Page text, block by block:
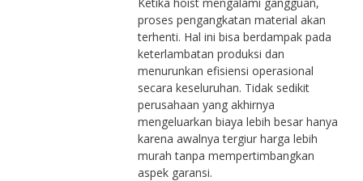
proses pengangkatan material akan
terhenti. Hal ini bisa berdampak pada
keterlambatan produksi dan
menurunkan efisiensi operasional
secara keseluruhan. Tidak sedikit
perusahaan yang akhirnya
mengeluarkan biaya lebih besar hanya
karena awalnya tergiur harga lebih
murah tanpa mempertimbangkan
aspek garansi.